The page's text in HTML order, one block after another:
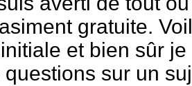
gratuite.
et bien sûr
sur un